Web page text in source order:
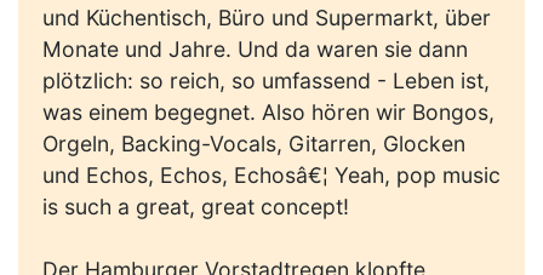
und Küchentisch, Büro und Supermarkt, über
Monate und Jahre. Und da waren sie dann
plötzlich: so reich, so umfassend - Leben ist,
was einem begegnet. Also hören wir Bongos,
Orgeln, Backing-Vocals, Gitarren, Glocken
und Echos, Echos, Echosâ€¦ Yeah, pop music
is such a great, great concept!
Der Hamburger Vorstadtregen klopfte